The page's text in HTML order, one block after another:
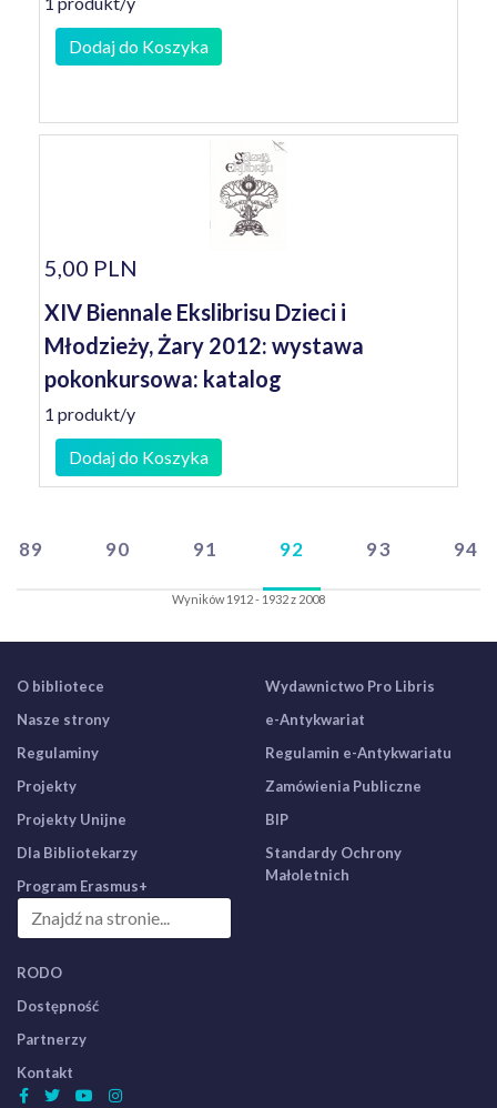
Dodaj do Koszyka
5,00 PLN
XIV Biennale Ekslibrisu Dzieci i
Młodzieży, Żary 2012: wystawa
pokonkursowa: katalog
1 produkt/y
Dodaj do Koszyka
89 90 91 92 93 94
Wyników 1912 - 1932 z 2008
O bibliotece
Nasze strony
Regulaminy
Projekty
Projekty Unijne
Dla Bibliotekarzy
Program Erasmus+
Wydawnictwo Pro Libris
e-Antykwariat
Regulamin e-Antykwariatu
Zamówienia Publiczne
BIP
Standardy Ochrony
Małoletnich
RODO
Dostępność
Partnerzy
Kontakt